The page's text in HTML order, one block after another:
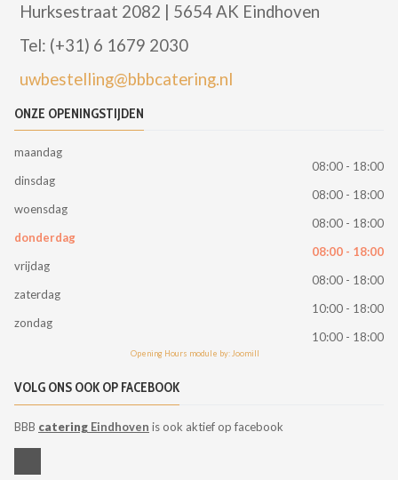
Hurksestraat 2082 | 5654 AK Eindhoven
Tel: (+31) 6 1679 2030
uwbestelling@bbbcatering.nl
ONZE OPENINGSTIJDEN
maandag
08:00 - 18:00
dinsdag
08:00 - 18:00
woensdag
08:00 - 18:00
donderdag
08:00 - 18:00
vrijdag
08:00 - 18:00
zaterdag
10:00 - 18:00
zondag
10:00 - 18:00
Opening Hours module by: Joomill
VOLG ONS OOK OP FACEBOOK
BBB catering Eindhoven is ook aktief op facebook